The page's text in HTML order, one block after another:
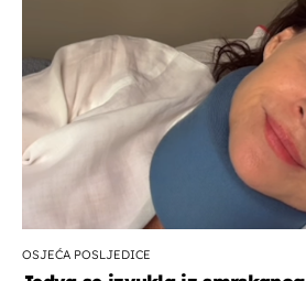
OSJEĆA POSLJEDICE